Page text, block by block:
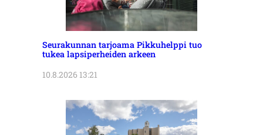
Seurakunnan tarjoama Pikkuhelppi tuo
tukea lapsiperheiden arkeen
10.8.2026 13:21